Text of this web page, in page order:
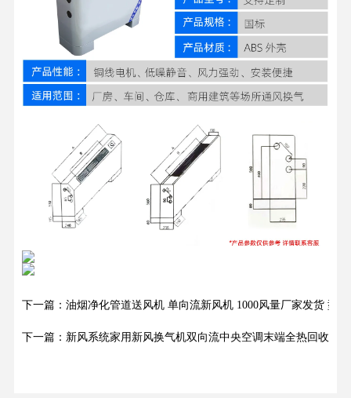
下一篇：油烟净化管道送风机 单向流新风机 1000风量厂家发货 型
下一篇：新风系统家用新风换气机双向流中央空调末端全热回收新